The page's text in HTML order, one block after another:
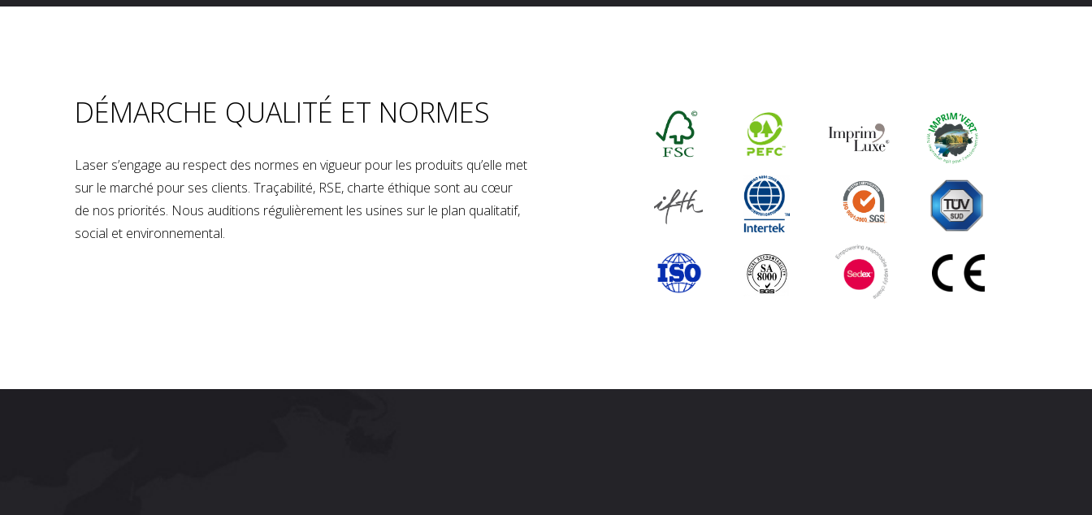
DÉMARCHE QUALITÉ ET NORMES
Laser s’engage au respect des normes en vigueur pour les produits qu’elle met
sur le marché pour ses clients. Traçabilité, RSE, charte éthique sont au cœur
de nos priorités. Nous auditions régulièrement les usines sur le plan qualitatif,
social et environnemental.